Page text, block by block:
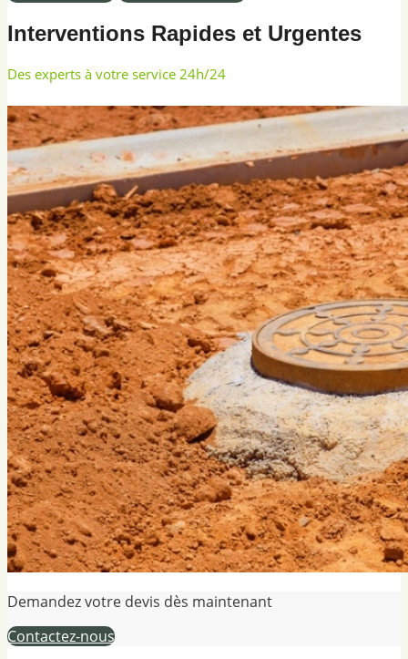
Interventions Rapides et Urgentes
Des experts à votre service 24h/24
Demandez votre devis dès maintenant
Contactez-nous